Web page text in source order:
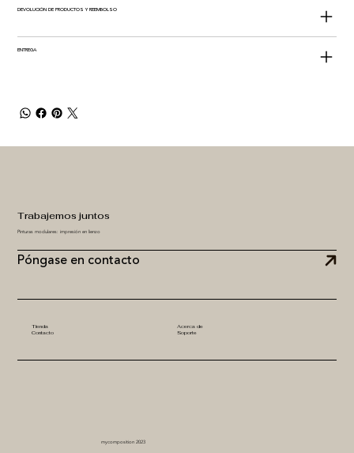
DEVOLUCIÓN DE PRODUCTOS Y REEMBOLSO
ENTREGA
Póngase en contacto
Pinturas modulares: impresión en lienzo
Trabajemos juntos
Tienda
Acerca de
Contacto
Soporte
mycomposition 2023